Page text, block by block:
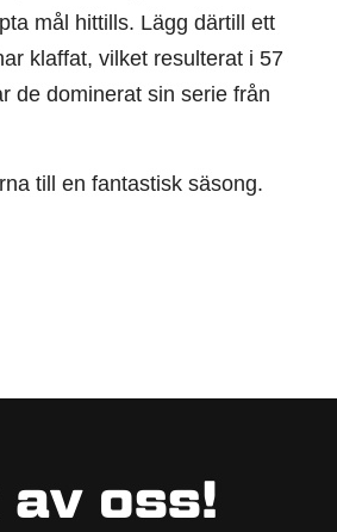
mål hittills. Lägg därtill ett
klaffat, vilket resulterat i 57
de dominerat sin serie från
till en fantastisk säsong.
av oss!